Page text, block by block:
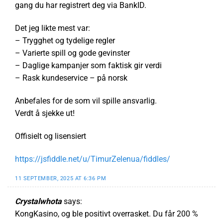
gang du har registrert deg via BankID.
Det jeg likte mest var:
– Trygghet og tydelige regler
– Varierte spill og gode gevinster
– Daglige kampanjer som faktisk gir verdi
– Rask kundeservice – på norsk
Anbefales for de som vil spille ansvarlig.
Verdt å sjekke ut!
Offisielt og lisensiert
https://jsfiddle.net/u/TimurZelenua/fiddles/
11 SEPTEMBER, 2025 AT 6:36 PM
Crystalwhota says:
KongKasino, og ble positivt overrasket. Du får 200 %